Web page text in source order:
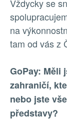
Vždycky se
na
tam od vás z
GoPay: Měli
zahraničí,
nebo jste
představy?